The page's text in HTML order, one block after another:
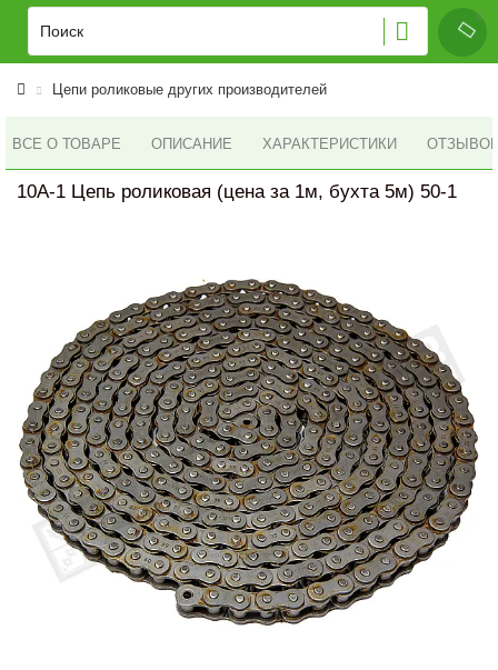
Цепи роликовые других производителей
ВСЕ О ТОВАРЕ ОПИСАНИЕ ХАРАКТЕРИСТИКИ ОТЗЫВОВ
10A-1 Цепь роликовая (цена за 1м, бухта 5м) 50-1